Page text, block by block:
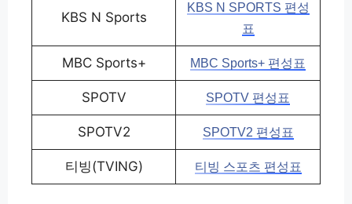
KBS N Sports
KBS N SPORTS 편성
표
MBC Sports+ MBC Sports+ 편성표
SPOTV SPOTV 편성표
SPOTV2 SPOTV2 편성표
티빙(TVING) 티빙 스포츠 편성표